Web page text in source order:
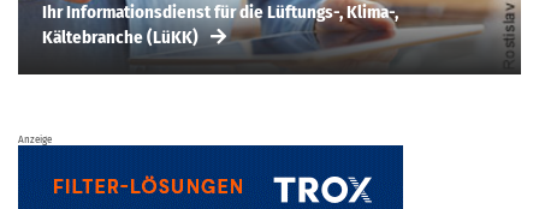
Ihr Informationsdienst für die Lüftungs-, Klima-,
Kältebranche (LüKK)
Anzeige